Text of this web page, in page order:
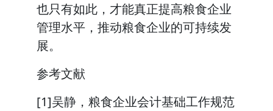
也只有如此，才能真正提高粮食企业
管理水平，推动粮食企业的可持续发
展。
参考文献
[1]吴静，粮食企业会计基础工作规范